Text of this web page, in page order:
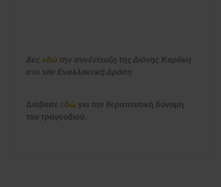
Δες εδώ την συνέντευξη της Διόνης Καρόκη
στο site Εναλλακτική Δράση
Διάβασε εδώ για την θεραπευτική δύναμη
του τραγουδιού.